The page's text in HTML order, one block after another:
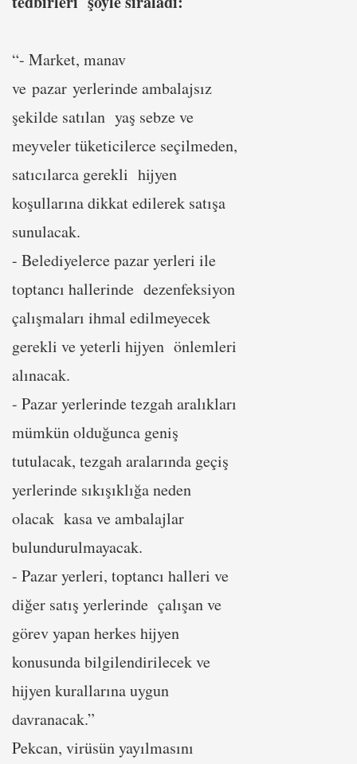
“- Market, manav
ve pazar yerlerinde ambalajsız
şekilde satılan yaş sebze ve
meyveler tüketicilerce seçilmeden,
satıcılarca gerekli hijyen
koşullarına dikkat edilerek satışa
sunulacak.
- Belediyelerce pazar yerleri ile
toptancı hallerinde dezenfeksiyon
çalışmaları ihmal edilmeyecek
gerekli ve yeterli hijyen önlemleri
alınacak.
- Pazar yerlerinde tezgah aralıkları
mümkün olduğunca geniş
tutulacak, tezgah aralarında geçiş
yerlerinde sıkışıklığa neden
olacak kasa ve ambalajlar
bulundurulmayacak.
- Pazar yerleri, toptancı halleri ve
diğer satış yerlerinde çalışan ve
görev yapan herkes hijyen
konusunda bilgilendirilecek ve
hijyen kurallarına uygun
davranacak.”
Pekcan, virüsün yayılmasını